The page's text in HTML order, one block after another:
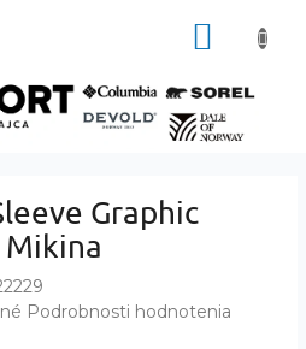
Graphic
Mikina
Podrobnosti hodnotenia